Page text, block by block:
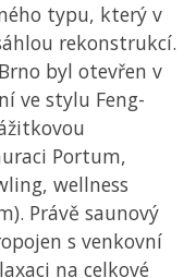
typu, který v
rekonstrukcí.
byl otevřen v
ve stylu Feng-
Portum,
wellness
Právě saunový
s venkovní
na celkové